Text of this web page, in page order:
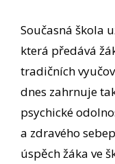
Současná škola
která předává
tradičních
dnes zahrnuje
psychické
a zdravého
úspěch žáka ve